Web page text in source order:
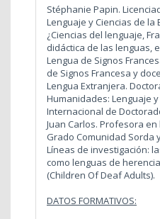
Stéphanie Papin.
Lenguaje y Ciencias de la
¿Ciencias del lenguaje,
didáctica de las lenguas,
Lengua de Signos
de Signos Francesa y
Lengua Extranjera.
Humanidades: Lenguaje
Internacional de
Juan Carlos. Profesora
Grado Comunidad Sorda
Líneas de investigación:
como lenguas de
(Children Of Deaf Adults).
DATOS FORMATIVOS: